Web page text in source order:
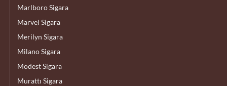
Marlboro Sigara
Marvel Sigara
Merilyn Sigara
Milano Sigara
Modest Sigara
Murattı Sigara